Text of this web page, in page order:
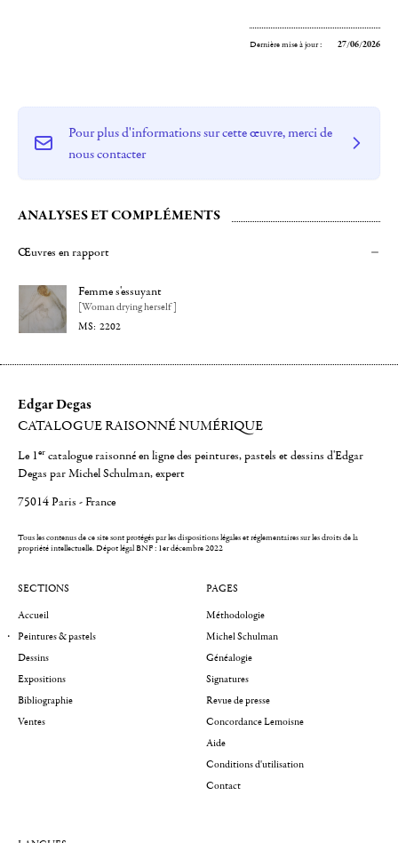
Dernière mise à jour : 27/06/2026
Pour plus d'informations sur cette œuvre, merci de
nous contacter
ANALYSES ET COMPLÉMENTS
Œuvres en rapport
Femme s'essuyant
[Woman drying herself]
2202
Edgar Degas
CATALOGUE RAISONNÉ NUMÉRIQUE
Le 1er catalogue raisonné en ligne des peintures, pastels et dessins d'Edgar
Degas par Michel Schulman, expert
75014 Paris - France
Tous les contenus de ce site sont protégés par les dispositions légales et réglementaires sur les droits de la
propriété intellectuelle.Dépot légal BNF : 1er décembre 2022
SECTIONS
Accueil
Peintures & pastels
Dessins
Expositions
Bibliographie
Ventes
PAGES
Méthodologie
Michel Schulman
Généalogie
Signatures
Revue de presse
Concordance Lemoisne
Aide
Conditions d'utilisation
Contact